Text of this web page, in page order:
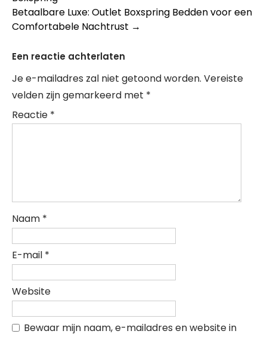
Betaalbare Luxe: Outlet Boxspring Bedden voor een
Comfortabele Nachtrust →
Een reactie achterlaten
Je e-mailadres zal niet getoond worden. Vereiste
velden zijn gemarkeerd met *
Reactie *
Naam *
E-mail *
Website
Bewaar mijn naam, e-mailadres en website in